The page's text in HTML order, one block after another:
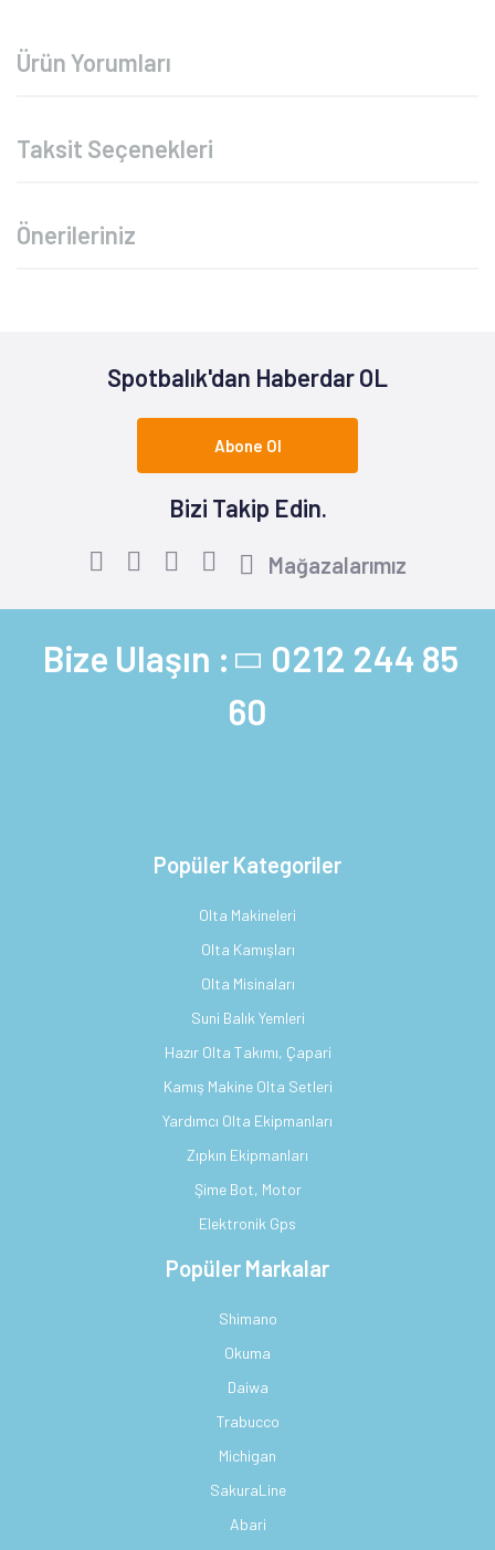
Ürün Yorumları
Taksit Seçenekleri
Önerileriniz
Spotbalık'dan Haberdar OL
Abone Ol
Bizi Takip Edin.
Mağazalarımız
Bize Ulaşın : 0212 244 85
60
Popüler Kategoriler
Olta Makineleri
Olta Kamışları
Olta Misinaları
Suni Balık Yemleri
Hazır Olta Takımı, Çapari
Kamış Makine Olta Setleri
Yardımcı Olta Ekipmanları
Zıpkın Ekipmanları
Şime Bot, Motor
Elektronik Gps
Popüler Markalar
Shimano
Okuma
Daiwa
Trabucco
Michigan
SakuraLine
Abari